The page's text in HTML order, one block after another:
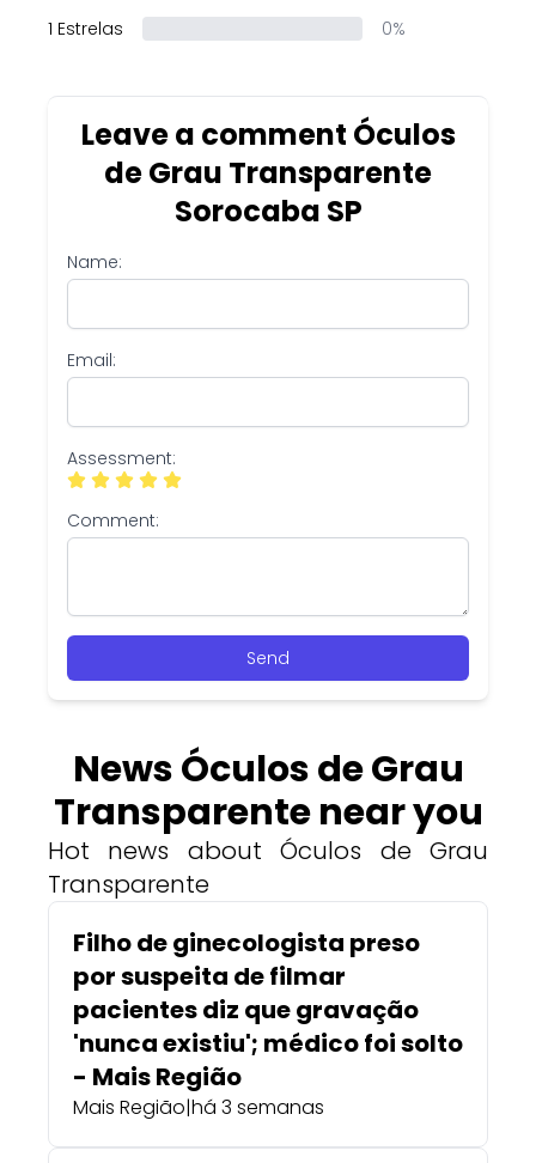
1 Estrelas
0%
Leave a comment Óculos
de Grau Transparente
Sorocaba SP
Name:
Email:
Assessment:
Comment:
Send
News Óculos de Grau
Transparente near you
Hot news about Óculos de Grau
Transparente
Filho de ginecologista preso
por suspeita de filmar
pacientes diz que gravação
'nunca existiu'; médico foi solto
- Mais Região
Mais Região|há 3 semanas